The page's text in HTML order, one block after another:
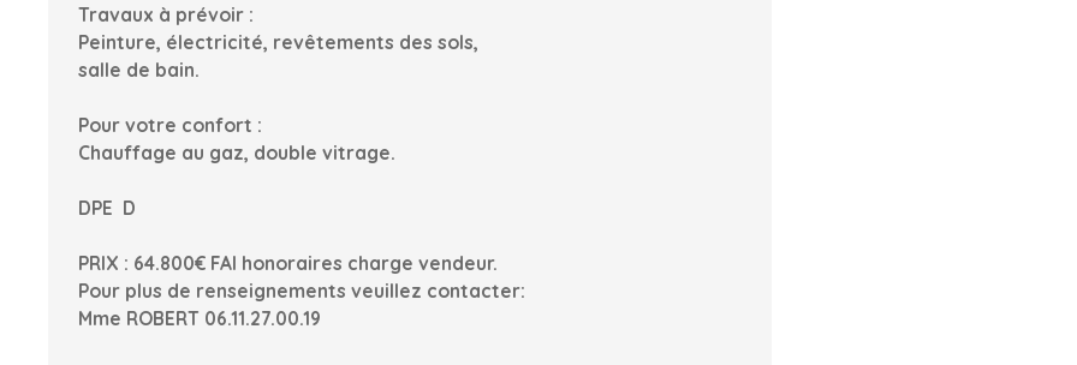
Travaux à prévoir :
Peinture, électricité, revêtements des sols,
salle de bain.
Pour votre confort :
Chauffage au gaz, double vitrage.
DPE D
PRIX : 64.800€ FAI honoraires charge vendeur.
Pour plus de renseignements veuillez contacter:
Mme ROBERT 06.11.27.00.19